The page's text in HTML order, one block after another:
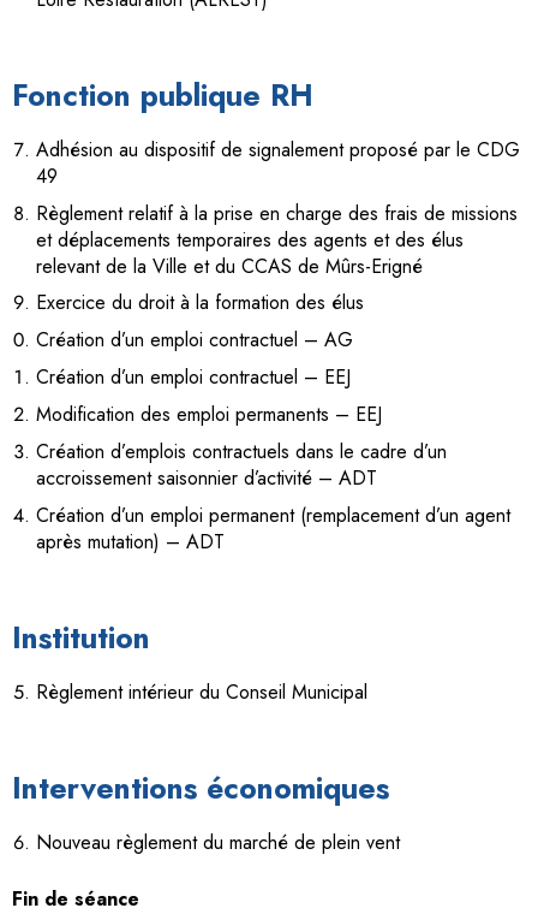
Fonction publique RH
Adhésion au dispositif de signalement proposé par le CDG
49
Règlement relatif à la prise en charge des frais de missions
et déplacements temporaires des agents et des élus
relevant de la Ville et du CCAS de Mûrs-Erigné
Exercice du droit à la formation des élus
Création d’un emploi contractuel – AG
Création d’un emploi contractuel – EEJ
Modification des emploi permanents – EEJ
Création d’emplois contractuels dans le cadre d’un
accroissement saisonnier d’activité – ADT
Création d’un emploi permanent (remplacement d’un agent
après mutation) – ADT
Institution
Règlement intérieur du Conseil Municipal
Interventions économiques
Nouveau règlement du marché de plein vent
Fin de séance